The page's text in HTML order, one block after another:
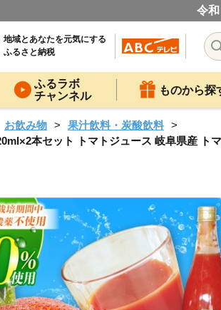
令
地域とあなたを元気にする
ふるさと納税
ふるラボ
チャンネル
ものから探
お飲み物
果汁飲料・炭酸飲料
本セット トマトジュース 岐阜県産 ト